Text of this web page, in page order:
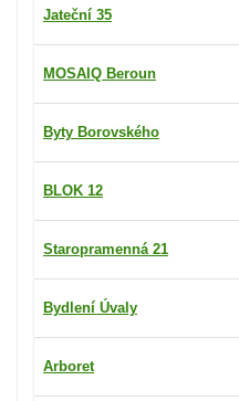
Jateční 35
MOSAIQ Beroun
Byty Borovského
BLOK 12
Staropramenná 21
Bydlení Úvaly
Arboret